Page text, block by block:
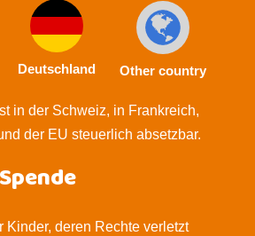
Deutschland Other country
in der Schweiz, in Frankreich,
der EU steuerlich absetzbar.
Kinder, deren Rechte verletzt